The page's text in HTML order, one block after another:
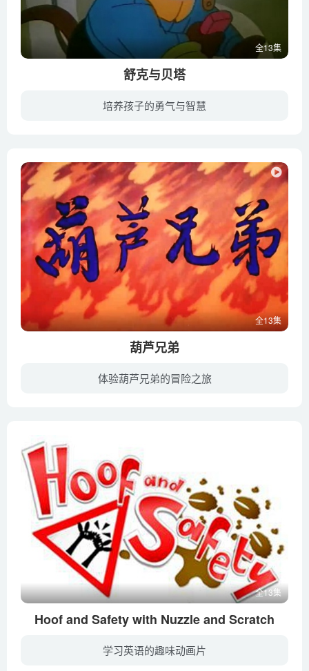
全13集
舒克与贝塔
培养孩子的勇气与智慧
全13集
葫芦兄弟
体验葫芦兄弟的冒险之旅
全13集
Hoof and Safety with Nuzzle and Scratch
学习英语的趣味动画片